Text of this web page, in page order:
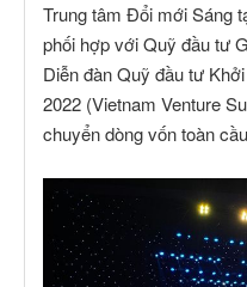
Trung tâm Đổi mới Sáng
phối hợp với Quỹ đầu tư
Diễn đàn Quỹ đầu tư
2022 (Vietnam Venture
chuyển dòng vốn toàn